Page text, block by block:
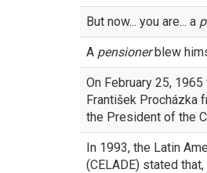
But now... you are... a
A pensionerblew
On February 25,
František Procházka
the President of the
In 1993, the Latin
(CELADE) stated